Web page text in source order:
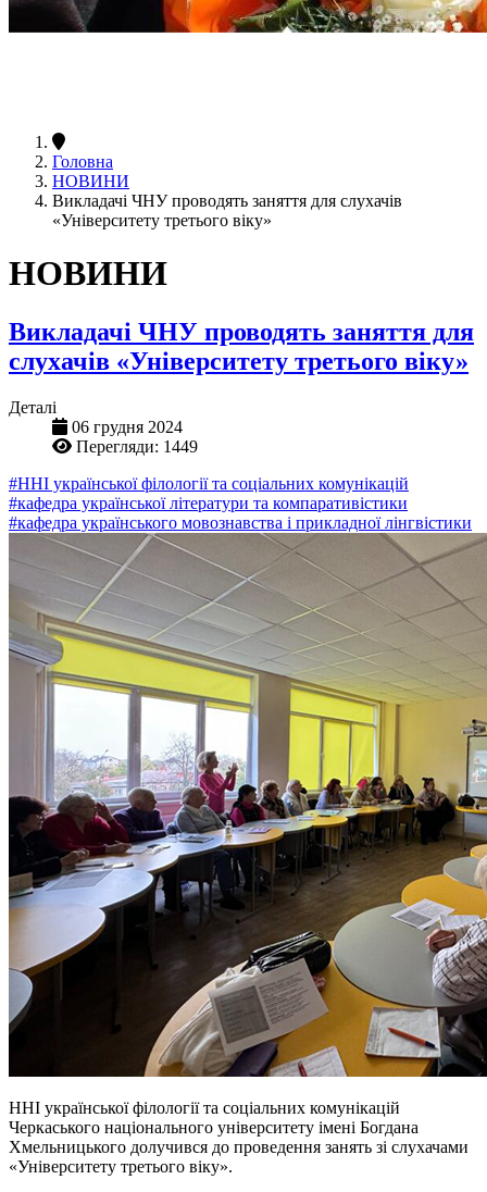
Головна
НОВИНИ
Викладачі ЧНУ проводять заняття для слухачів
«Університету третього віку»
НОВИНИ
Викладачі ЧНУ проводять заняття для
слухачів «Університету третього віку»
Деталі
06 грудня 2024
Перегляди: 1449
#ННІ української філології та соціальних комунікацій
#кафедра української літератури та компаративістики
#кафедра українського мовознавства і прикладної лінгвістики
ННІ української філології та соціальних комунікацій
Черкаського національного університету імені Богдана
Хмельницького долучився до проведення занять зі слухачами
«Університету третього віку».